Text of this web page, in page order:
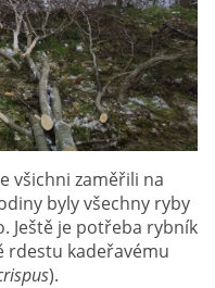
5. 8. 2026|Nahoru ↑
všichni zaměřili na
byly všechny ryby
Ještě je potřeba rybník
rdestu kadeřavému
).